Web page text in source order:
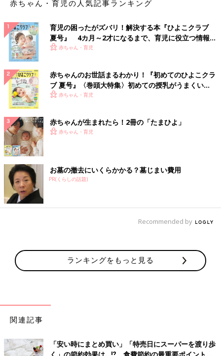
赤ちゃん・育児の人気記事ランキング
育児の困ったがズバリ！解決する本『ひよこクラブ
夏号』 4カ月～2才になるまで、育児に役立つ情報が
いっぱい！
赤ちゃん・育児
赤ちゃんのお世話まるわかり！『初めてのひよこクラ
ブ 夏号』〈巻頭大特集〉初めての授乳がうまくい
く！ おっぱい・ミルクの基本と夏のトラブル 解決テ
赤ちゃん・育児
赤ちゃんが生まれたら！2冊の「たまひよ」
赤ちゃん・育児
お墓の撤去にいくらかかる？墓じまい費用
PR(くらしの話題)
Recommended by
ランキングをもっと見る
関連記事
「安い時にまとめ買い」「特売日にスーパーを渡り歩